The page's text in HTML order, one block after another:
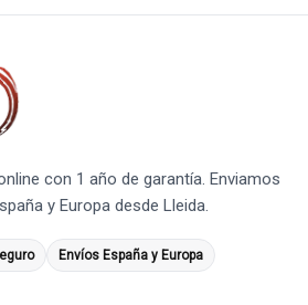
con 1 año de garantía. Enviamos
y Europa desde Lleida.
Envíos España y Europa